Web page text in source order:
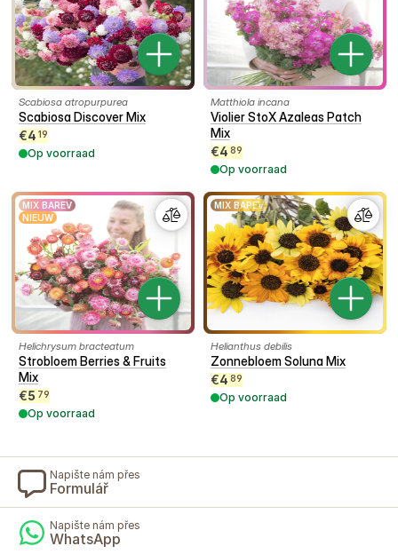
Scabiosa atropurpurea
Scabiosa Discover Mix
€4 19
Op voorraad
Matthiola incana
Violier StoX Azaleas Patch
Mix
€4 89
Op voorraad
MIX BAREV
NIEUW
Helichrysum bracteatum
Strobloem Berries & Fruits
Mix
€5 79
Op voorraad
MIX BAREV
Helianthus debilis
Zonnebloem Soluna Mix
€4 89
Op voorraad
Napište nám přes
Formulář
Napište nám přes
WhatsApp